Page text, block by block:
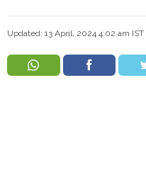
Jihad
Opinion
Ghar
Updated: 13 April, 2024 4:02 am IST